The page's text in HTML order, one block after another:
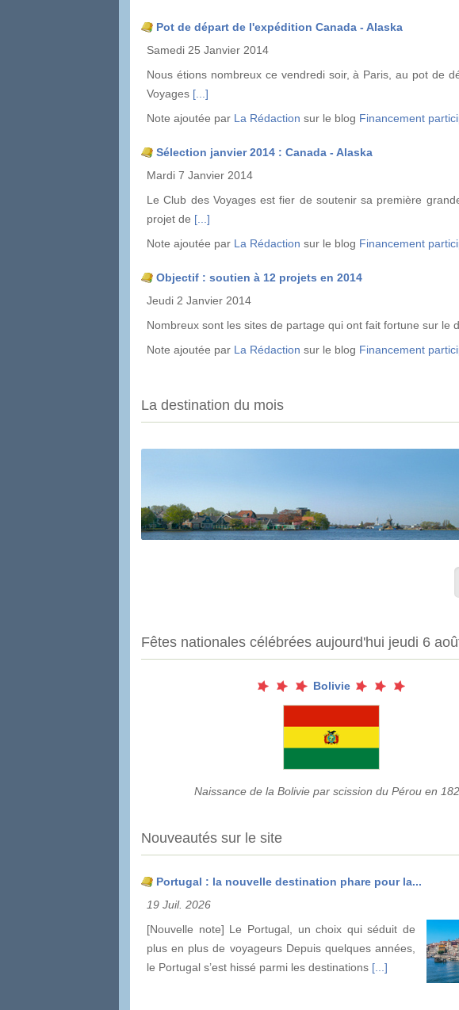
Pot de départ de l'expédition Canada - Alaska
Samedi 25 Janvier 2014
Nous étions nombreux ce vendredi soir, à Paris, au pot de
Voyages [...]
Note ajoutée par La Rédaction sur le blog Financement
Sélection janvier 2014 : Canada - Alaska
Mardi 7 Janvier 2014
Le Club des Voyages est fier de soutenir sa première
projet de [...]
Note ajoutée par La Rédaction sur le blog Financement
Objectif : soutien à 12 projets en 2014
Jeudi 2 Janvier 2014
Nombreux sont les sites de partage qui ont fait fortune sur
Note ajoutée par La Rédaction sur le blog Financement
La destination du mois
Fêtes nationales célébrées aujourd'hui jeudi 6
Bolivie
Naissance de la Bolivie par scission du Pérou en
Nouveautés sur le site
Portugal : la nouvelle destination phare pour la...
19 Juil. 2026
[Nouvelle note] Le Portugal, un choix qui séduit de
plus en plus de voyageurs Depuis quelques années,
le Portugal s’est hissé parmi les destinations [...]